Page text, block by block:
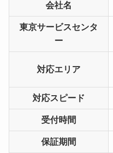
会社名
東京サービスセンタ
ー
対応エリア
対応スピード
受付時間
保証期間